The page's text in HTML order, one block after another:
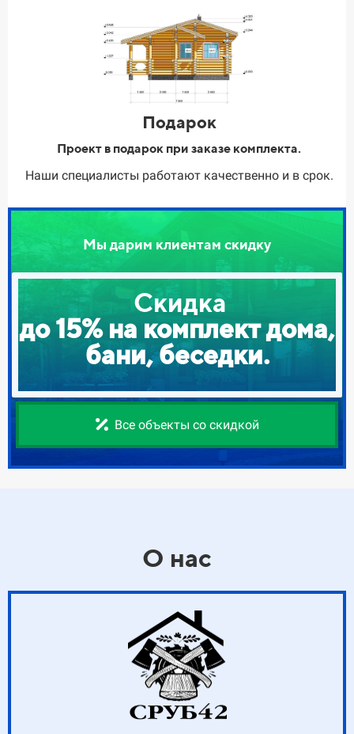
Подарок
Проект в подарок при заказе комплекта.
Наши специалисты работают качественно и в срок.
Мы дарим клиентам скидку
Скидка
до 15% на комплект дома,
бани, беседки.
Все объекты со скидкой
О нас